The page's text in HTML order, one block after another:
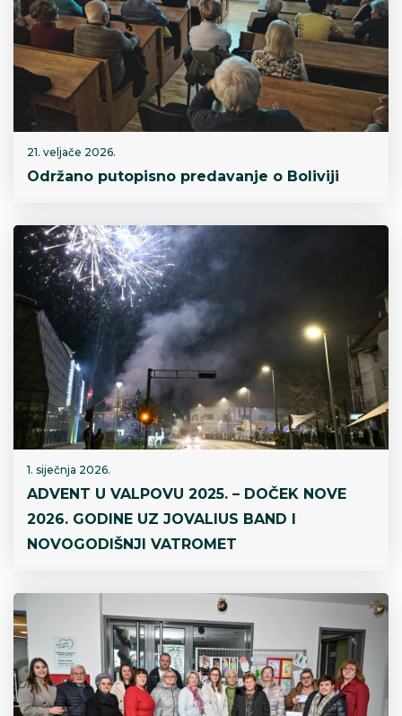
21. veljače 2026.
Održano putopisno predavanje o Boliviji
1. siječnja 2026.
ADVENT U VALPOVU 2025. – DOČEK NOVE
2026. GODINE UZ JOVALIUS BAND I
NOVOGODIŠNJI VATROMET